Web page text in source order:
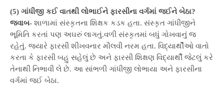
(5) ગાંધીજી કઈ વાતથી લોભાઈને ફારસીના વર્ગમાં જઈને બેઠા?
જવાબ- શાળામાં સંસ્કૃતના શિક્ષક કડક હતા. સંસ્કૃત ગાંધીજીને
ભૂમિતિ કરતાં પણ અઘરું લાગતું.વળી સંસ્કૃતમાં બધું ગોખવાનું જ
રહેતું. જ્યારે ફારસી શીખવનાર મૌલવી નરમ હતા. વિદ્યાર્થીઓ વાતો
કરતા કે ફારસી બહુ સહેલું છે અને ફારસી શિક્ષણ વિદ્યાર્થી જેટલું કરે
તેનાથી નિભાવી લે છે. આ સાંભળી ગાંધીજી લોભાયા અને ફારસીના
વર્ગમાં જઈ બેઠા.